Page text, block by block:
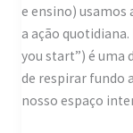
e ensino) usamos
a ação
you start”) é uma
de respirar fundo
nosso espaço